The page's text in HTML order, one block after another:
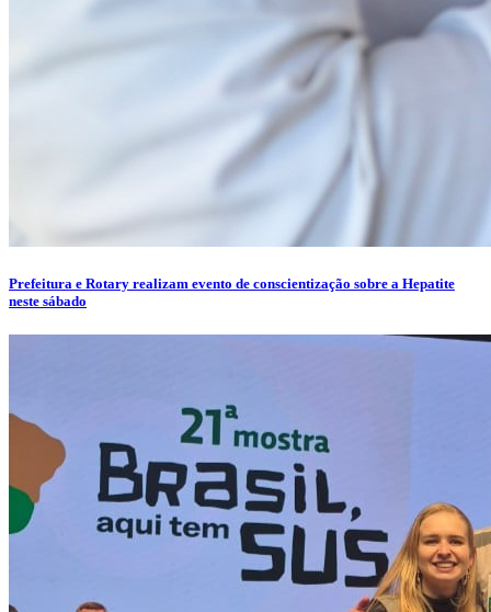
Prefeitura e Rotary realizam evento de conscientização sobre a Hepatite
neste sábado